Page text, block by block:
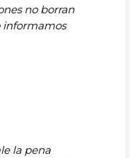
no borran
informamos
la pena